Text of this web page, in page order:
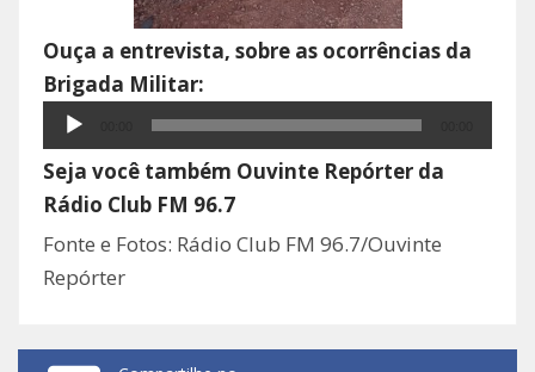
Ouça a entrevista, sobre as ocorrências da
Brigada Militar:
Tocador
de
áudio
Seja você também Ouvinte Repórter da
Rádio Club FM 96.7
Fonte e Fotos: Rádio Club FM 96.7/Ouvinte
Repórter